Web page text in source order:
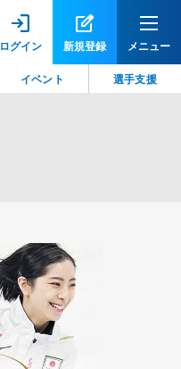
ログイン 新規登録 メニュー
イベント 選手支援